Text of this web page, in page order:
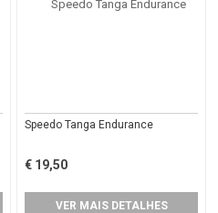
Speedo Tanga Endurance
€ 19,50
VER MAIS DETALHES